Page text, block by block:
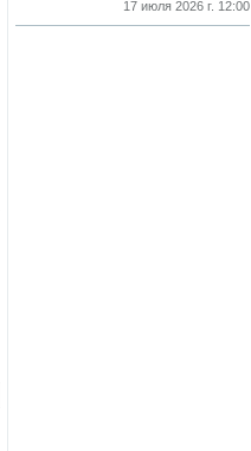
17 июля 2026 г. 12:00